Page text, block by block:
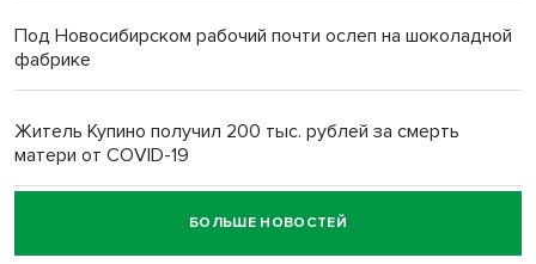
Под Новосибирском рабочий почти ослеп на шоколадной
фабрике
Житель Купино получил 200 тыс. рублей за смерть
матери от COVID-19
Новосибирский суд наказал водителя за смерть
пенсионерки на вокзале
БОЛЬШЕ НОВОСТЕЙ